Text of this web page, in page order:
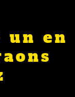
un en